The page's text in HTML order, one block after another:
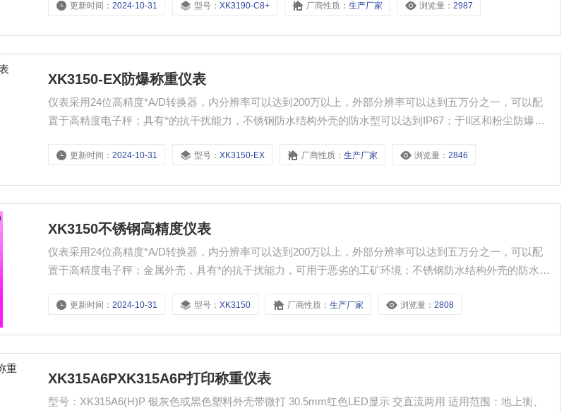
更新时间：2024-10-31 型号：XK3190-C8+ 厂商性质：生产厂家 浏览量：2987
XK3150-EX防爆称重仪表
仪表采用24位高精度*A/D转换器，内分辨率可以达到200万以上，外部分辨率可以达到五万分之一，可以配
置于高精度电子秤；具有*的抗干扰能力，不锈钢防水结构外壳的防水型可以达到IP67；于II区和粉尘防爆环
更新时间：2024-10-31 型号：XK3150-EX 厂商性质：生产厂家 浏览量：2846
XK3150不锈钢高精度仪表
仪表采用24位高精度*A/D转换器，内分辨率可以达到200万以上，外部分辨率可以达到五万分之一，可以配
置于高精度电子秤；金属外壳，具有*的抗干扰能力，可用于恶劣的工矿环境；不锈钢防水结构外壳的防水型
更新时间：2024-10-31 型号：XK3150 厂商性质：生产厂家 浏览量：2808
XK315A6PXK315A6P打印称重仪表
型号：XK315A6(H)P 银灰色或黑色塑料外壳带微打 30.5mm红色LED显示 交直流两用 适用范围：地上衡、